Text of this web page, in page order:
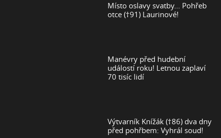
Místo oslavy svatby... Pohřeb
otce (†91) Laurinové!
Manévry před hudební
událostí roku! Letnou zaplaví
70 tisíc lidí
Výtvarník Knížák (†86) dva dny
před pohřbem: Vyhrál soud!